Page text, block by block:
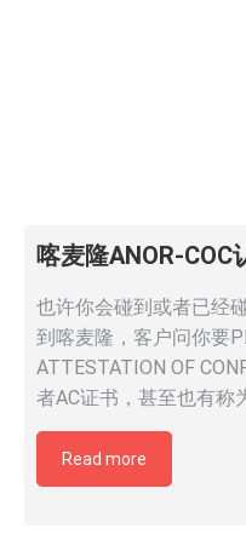
喀麦隆ANOR-COC
也许你会碰到或者已经
到喀麦隆，客户问你要
ATTESTATION OF
者AC证书，甚至也有称
Read more